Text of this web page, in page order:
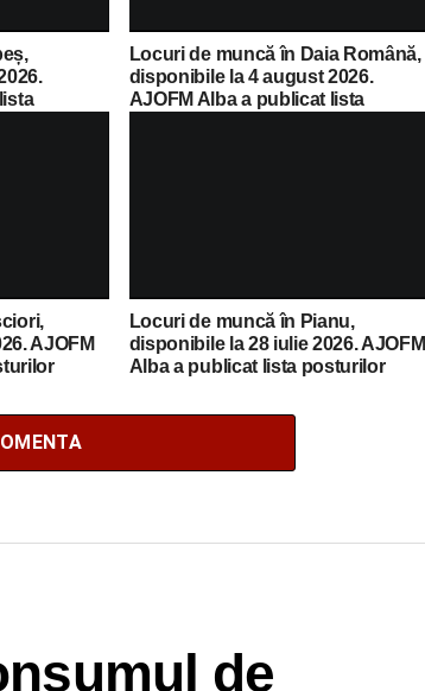
Locuri de muncă în Daia Română,
disponibile la 4 august 2026.
AJOFM Alba a publicat lista
AJOFM
Locuri de muncă în Pianu,
disponibile la 28 iulie 2026. AJOFM
Alba a publicat lista posturilor
de